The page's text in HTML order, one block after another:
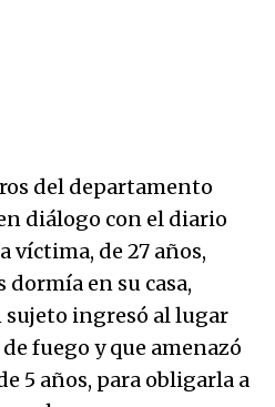
del departamento
diálogo con el diario
víctima, de 27 años,
dormía en su casa,
sujeto ingresó al lugar
fuego y que amenazó
5 años, para obligarla a